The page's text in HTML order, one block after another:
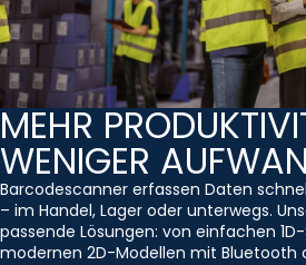
MEHR
WENIGER
Barcodescanner erfassen Daten
– im Handel, Lager oder unterwegs.
passende Lösungen: von einfachen
modernen 2D-Modellen mit Bluetooth